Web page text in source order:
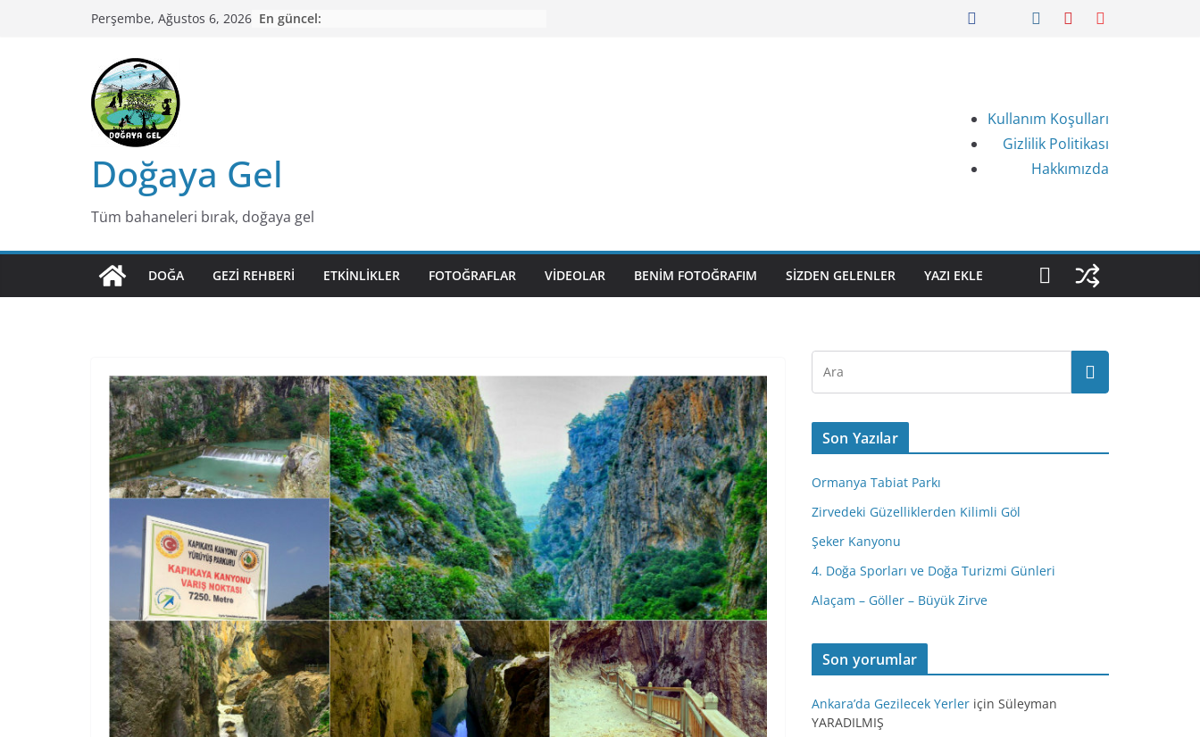
Perşembe, Ağustos 6, 2026 En güncel:
Doğaya Gel
Tüm bahaneleri bırak, doğaya gel
Kullanım Koşulları
Gizlilik Politikası
Hakkımızda
DOĞA GEZI REHBERI ETKINLIKLER FOTOĞRAFLAR VIDEOLAR BENIM FOTOĞRAFIM SIZDEN GELENLER YAZI EKLE
Son Yazılar
Ormanya Tabiat Parkı
Zirvedeki Güzelliklerden Kilimli Göl
Şeker Kanyonu
4. Doğa Sporları ve Doğa Turizmi Günleri
Alaçam – Göller – Büyük Zirve
Son yorumlar
Ankara’da Gezilecek Yerler için Süleyman
YARADILMIŞ